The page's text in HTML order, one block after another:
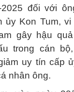
2025 đối với
ủy Kon Tum,
gây hậu
trong cán
uy tín cấp
nhân ông.